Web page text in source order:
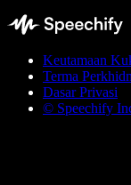
Keutamaan
Terma
Dasar Privasi
© Speechify